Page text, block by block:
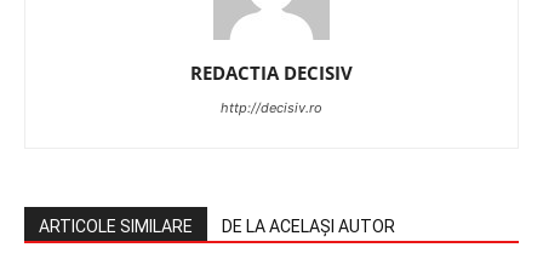
REDACTIA DECISIV
http://decisiv.ro
ARTICOLE SIMILARE DE LA ACELAȘI AUTOR